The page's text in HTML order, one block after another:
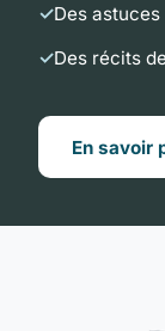
Des
Des récits
En savoir